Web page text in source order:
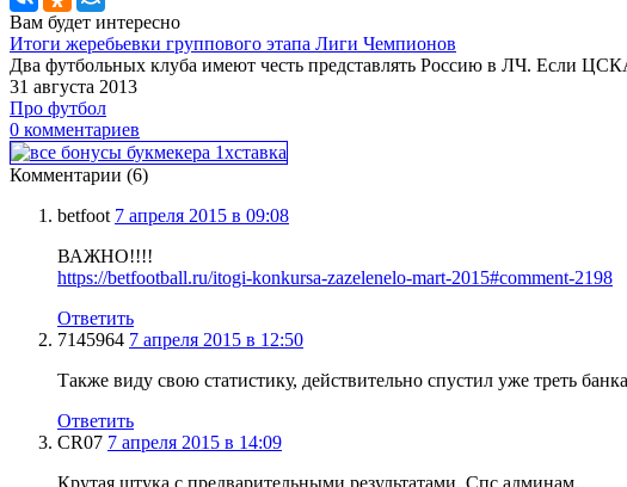
Вам будет интересно
Итоги жеребьевки группового этапа Лиги Чемпионов
Два футбольных клуба имеют честь представлять Россию в ЛЧ. Если
31 августа 2013
Про футбол
0 комментариев
Комментарии (6)
betfoot 7 апреля 2015 в 09:08
ВАЖНО!!!!
https://betfootball.ru/itogi-konkursa-zazelenelo-mart-2015#comment-2198
Ответить
7145964 7 апреля 2015 в 12:50
Также виду свою статистику, действительно спустил уже треть
Ответить
CR07 7 апреля 2015 в 14:09
Крутая штука с предварительными результатами. Спс админам.